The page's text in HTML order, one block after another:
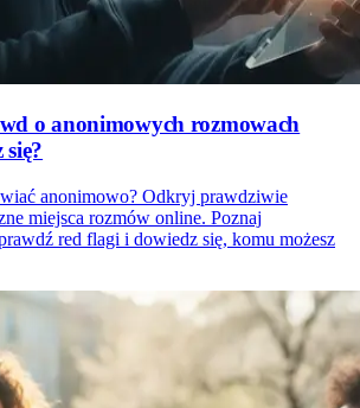
o anonimowych rozmowach
anonimowo? Odkryj prawdziwie
miejsca rozmów online. Poznaj
red flagi i dowiedz się, komu możesz